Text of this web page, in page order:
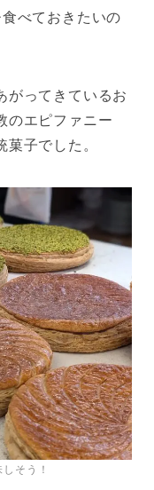
べておきたいの
がってきているお
のエピファニー
菓子でした。
そう！